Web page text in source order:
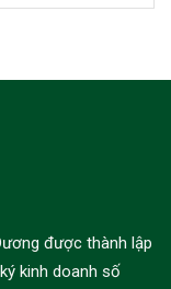
được thành lập
kinh doanh số